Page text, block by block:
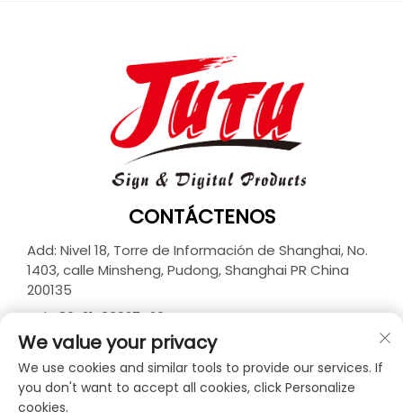
CONTÁCTENOS
Add: Nivel 18, Torre de Información de Shanghai, No.
1403, calle Minsheng, Pudong, Shanghai PR China
200135
Tel:+86-21-33927426
Correo electrónico:[email protected]
Derechos de autor © 2026 JUTU New Materials
We value your privacy
We use cookies and similar tools to provide our services. If
you don't want to accept all cookies, click Personalize
cookies.